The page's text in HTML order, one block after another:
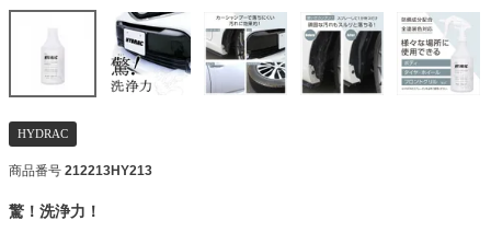
HYDRAC
商品番号 212213HY213
驚！洗浄力！